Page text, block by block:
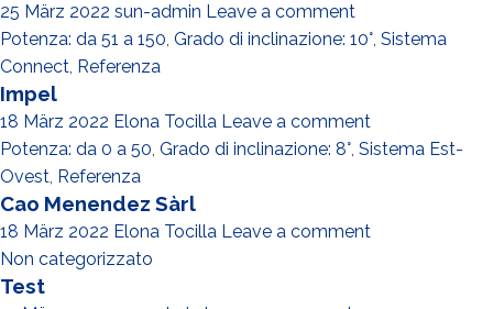
25 März 2022 sun-admin Leave a comment
Potenza: da 51 a 150, Grado di inclinazione: 10°, Sistema
Connect, Referenza
Impel
18 März 2022 Elona Tocilla Leave a comment
Potenza: da 0 a 50, Grado di inclinazione: 8°, Sistema Est-
Ovest, Referenza
Cao Menendez Sàrl
18 März 2022 Elona Tocilla Leave a comment
Non categorizzato
Test